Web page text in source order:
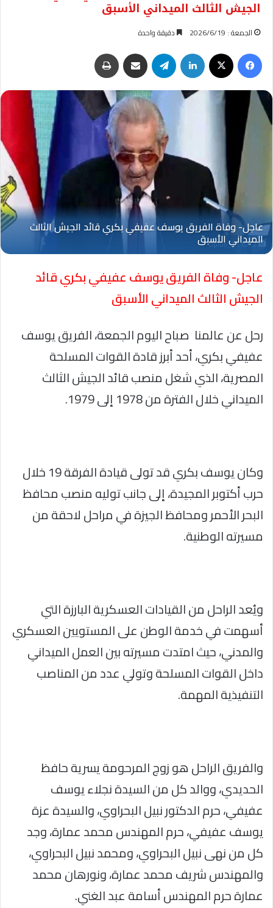
الجيش الثالث الميداني الأسبق
الجمعة : 2026/6/19 دقيقة واحدة
فيسبوك لينكدإن تيلقرام مشاركة عبر البريد
Oplus_131072
عاجل- وفاة الفريق يوسف عفيفي بكري قائد
الجيش الثالث الميداني الأسبق
رحل عن عالمنا صباح اليوم الجمعة، الفريق يوسف
عفيفي بكري، أحد أبرز قادة القوات المسلحة
المصرية، الذي شغل منصب قائد الجيش الثالث
الميداني خلال الفترة من 1978 إلى 1979.
وكان يوسف بكري قد تولى قيادة الفرقة 19 خلال
حرب أكتوبر المجيدة، إلى جانب توليه منصب محافظ
البحر الأحمر ومحافظ الجيزة في مراحل لاحقة من
مسيرته الوطنية.
ويُعد الراحل من القيادات العسكرية البارزة التي
أسهمت في خدمة الوطن على المستويين العسكري
والمدني، حيث امتدت مسيرته بين العمل الميداني
داخل القوات المسلحة وتولي عدد من المناصب
التنفيذية المهمة.
والفريق الراحل هو زوج المرحومة يسرية حافظ
الحديدي، ووالد كل من السيدة نجلاء يوسف
عفيفي، حرم الدكتور نبيل البحراوي، والسيدة عزة
يوسف عفيفي، حرم المهندس محمد عمارة، وجد
كل من نهى نبيل البحراوي، ومحمد نبيل البحراوي،
والمهندس شريف محمد عمارة، ونورهان محمد
عمارة حرم المهندس أسامة عبد الغني.